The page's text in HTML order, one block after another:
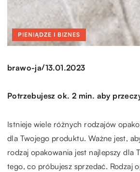
PIENIĄDZE I BIZNES
brawo-ja/13.01.2023
Potrzebujesz ok. 2 min. aby
Istnieje wiele różnych rodzajów
dla Twojego produktu. Ważne jest,
rodzaj opakowania jest najlepszy dla
tego, co próbujesz sprzedać. Rodzaj